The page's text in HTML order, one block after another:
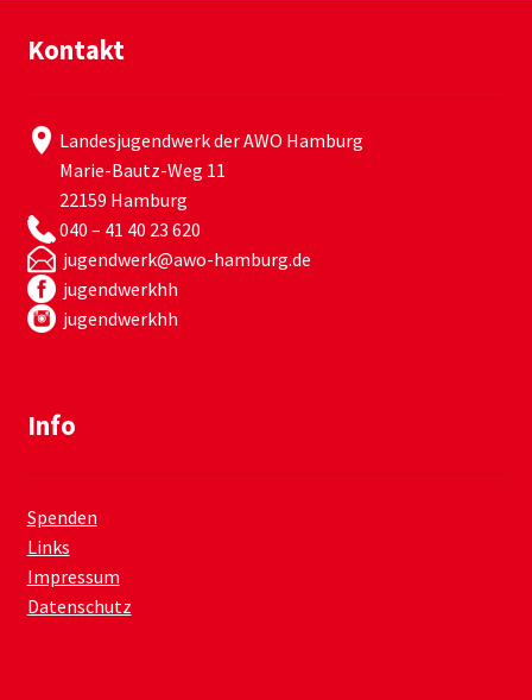
Kontakt
Landesjugendwerk der AWO Hamburg
Marie-Bautz-Weg 11
22159 Hamburg
040 – 41 40 23 620
jugendwerk@awo-hamburg.de
jugendwerkhh
jugendwerkhh
Info
Spenden
Links
Impressum
Datenschutz